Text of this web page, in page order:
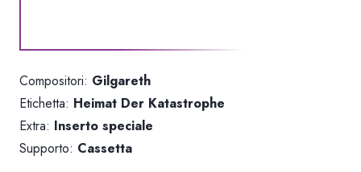
Compositori: Gilgareth
Etichetta: Heimat Der Katastrophe
Extra: Inserto speciale
Supporto: Cassetta